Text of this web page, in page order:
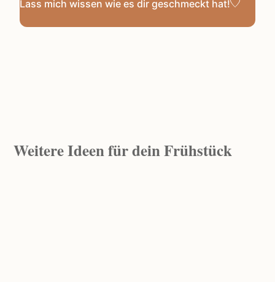
Lass mich wissen wie es dir geschmeckt hat!
Weitere Ideen für deinFrühstück